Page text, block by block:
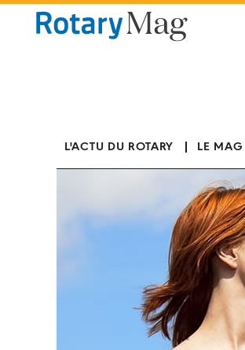
L'ACTU DU ROTARY LE MAG
Panneau de gestion des cookies